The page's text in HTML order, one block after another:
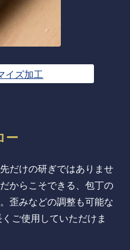
イズ加工
ー
だけの研ぎではありませ
からこそできる、包丁の
歪みなどの調整も可能な
ご使用していただけま